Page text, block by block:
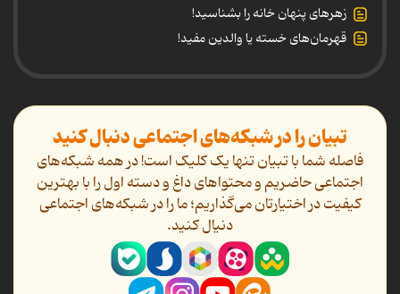
زهرهای پنهان خانه را بشناسید!
قهرمان‌های خسته یا والدین مفید!
تبیان را در شبکه‌های اجتماعی دنبال کنید
فاصله شما با تبیان تنها یک کلیک است! در همه شبکه‌های
اجتماعی حاضریم و محتواهای داغ و دسته اول را با بهترین
کیفیت در اختیارتان می‌گذاریم؛ ما را در شبکه‌های اجتماعی
دنیال کنید.